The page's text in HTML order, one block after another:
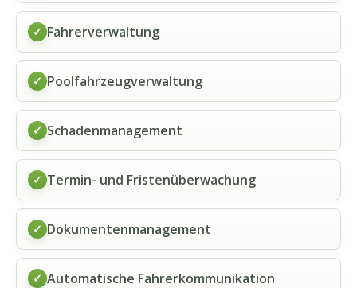
✓ Fahrerverwaltung
✓ Poolfahrzeugverwaltung
✓ Schadenmanagement
✓ Termin- und Fristenüberwachung
✓ Dokumentenmanagement
✓ Automatische Fahrerkommunikation